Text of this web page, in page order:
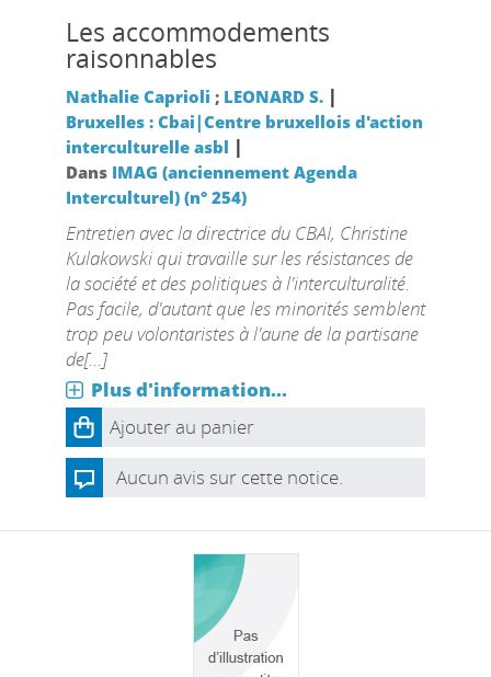
Les accommodements
raisonnables
Nathalie Caprioli ; LEONARD S. |
Bruxelles : Cbai|Centre bruxellois d'action
interculturelle asbl |
Dans IMAG (anciennement Agenda
Interculturel) (n° 254)
Entretien avec la directrice du CBAI, Christine
Kulakowski qui travaille sur les résistances de
la société et des politiques à l'interculturalité.
Pas facile, d'autant que les minorités semblent
trop peu volontaristes à l'aune de la partisane
de[...]
Plus d'information...
Ajouter au panier
Aucun avis sur cette notice.